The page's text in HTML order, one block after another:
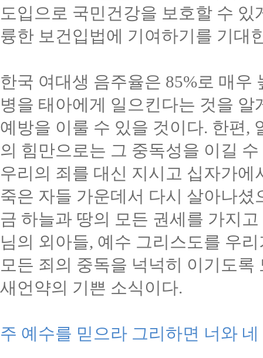
도입으로 국민건강을 보호할 수
륭한 보건입법에 기여하기를 기대
한국 여대생 음주율은 85%로 매우
병을 태아에게 일으킨다는 것을 알
예방을 이룰 수 있을 것이다. 한편,
의 힘만으로는 그 중독성을 이길
우리의 죄를 대신 지시고 십자가
죽은 자들 가운데서 다시 살아나셨
금 하늘과 땅의 모든 권세를 가지
님의 외아들, 예수 그리스도를 우
모든 죄의 중독을 넉넉히 이기도록
새언약의 기쁜 소식이다.
주 예수를 믿으라 그리하면 너와